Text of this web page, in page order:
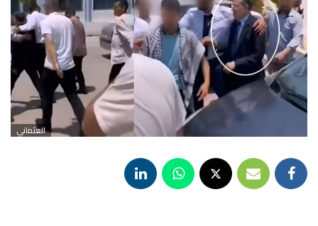
العثماني